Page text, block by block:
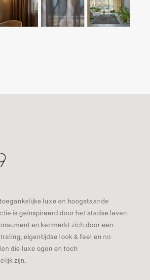
luxe en hoogstaande
is geïnspireerd door het stadse leven
en kenmerkt zich door een
eigentijdse look & feel en no
die luxe ogen en toch
zijn.